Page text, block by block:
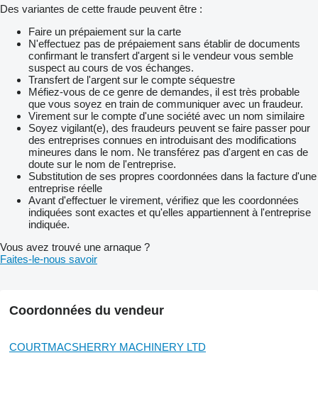
Des variantes de cette fraude peuvent être :
Faire un prépaiement sur la carte
N'effectuez pas de prépaiement sans établir de documents
confirmant le transfert d'argent si le vendeur vous semble
suspect au cours de vos échanges.
Transfert de l'argent sur le compte séquestre
Méfiez-vous de ce genre de demandes, il est très probable
que vous soyez en train de communiquer avec un fraudeur.
Virement sur le compte d'une société avec un nom similaire
Soyez vigilant(e), des fraudeurs peuvent se faire passer pour
des entreprises connues en introduisant des modifications
mineures dans le nom. Ne transférez pas d'argent en cas de
doute sur le nom de l'entreprise.
Substitution de ses propres coordonnées dans la facture d'une
entreprise réelle
Avant d'effectuer le virement, vérifiez que les coordonnées
indiquées sont exactes et qu'elles appartiennent à l'entreprise
indiquée.
Vous avez trouvé une arnaque ?
Faites-le-nous savoir
Coordonnées du vendeur
COURTMACSHERRY MACHINERY LTD